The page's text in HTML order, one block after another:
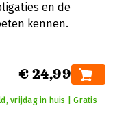
en de
kennen.
€ 24,99
vrijdag in huis | Gratis